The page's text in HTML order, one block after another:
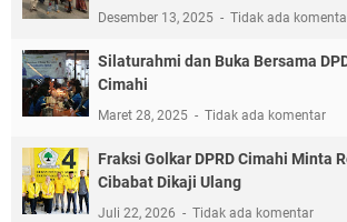
Desember 13, 2025 Tidak ada
Silaturahmi dan Buka Bersama
Cimahi
Maret 28, 2025 Tidak ada komentar
Fraksi Golkar DPRD Cimahi Minta
Cibabat Dikaji Ulang
Juli 22, 2026 Tidak ada komentar